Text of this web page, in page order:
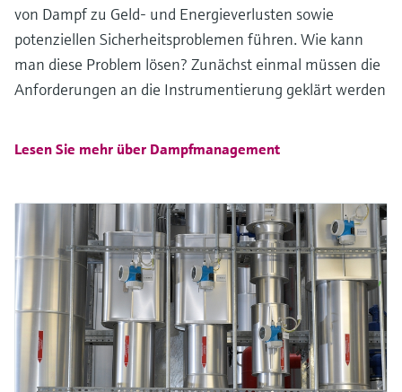
von Dampf zu Geld- und Energieverlusten sowie
potenziellen Sicherheitsproblemen führen. Wie kann
man diese Problem lösen? Zunächst einmal müssen die
Anforderungen an die Instrumentierung geklärt werden
Lesen Sie mehr über Dampfmanagement